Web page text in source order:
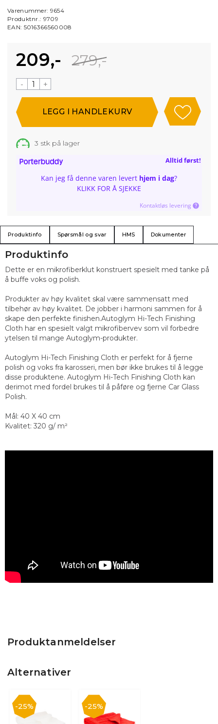
Varenummer: 9654
Produktnr.: 9709
EAN: 5016366560008
209,- 279,-
- +
3 stk på lager
Alltid først!
Kan jeg få denne varen levert hjem i dag?
KLIKK FOR Å SJEKKE
Kontaktløs levering
Produktinfo Spørsmål og svar HMS Dokumenter
Produktanmeldelser
Alternativer
25% 25%
Produktinfo
Dette er en mikrofiberklut konstruert spesielt med tanke på
å buffe voks og polish.
Produkter av høy kvalitet skal være sammensatt med
tilbehør av høy kvalitet. De jobber i harmoni sammen for å
skape den perfekte finishen.Autoglym Hi-Tech Finishing
Cloth har en spesielt valgt mikrofibervev som vil forbedre
ytelsen til mange Autoglym-produkter.
Autoglym Hi-Tech Finishing Cloth er perfekt for å fjerne
polish og voks fra karosseri, men bør ikke brukes til å legge
disse produktene. Autoglym Hi-Tech Finishing Cloth kan
derimot med fordel brukes til å påføre og fjerne Car Glass
Polish.
Mål: 40 X 40 cm
Kvalitet: 320 g/ m²